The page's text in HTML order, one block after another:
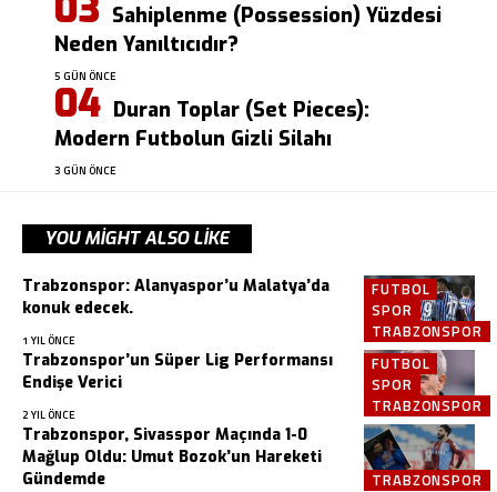
Sahiplenme (Possession) Yüzdesi
Neden Yanıltıcıdır?
5 GÜN ÖNCE
Duran Toplar (Set Pieces):
Modern Futbolun Gizli Silahı
3 GÜN ÖNCE
YOU MIGHT ALSO LIKE
FUTBOL
SPOR
TRABZONSPOR
Trabzonspor: Alanyaspor’u Malatya’da
konuk edecek.
1 YIL ÖNCE
FUTBOL
SPOR
TRABZONSPOR
Trabzonspor’un Süper Lig Performansı
Endişe Verici
2 YIL ÖNCE
TRABZONSPOR
Trabzonspor, Sivasspor Maçında 1-0
Mağlup Oldu: Umut Bozok’un Hareketi
Gündemde